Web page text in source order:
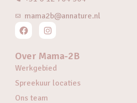
mama2b@annature.nl
Over Mama-2B
Werkgebied
Spreekuur locaties
Ons team